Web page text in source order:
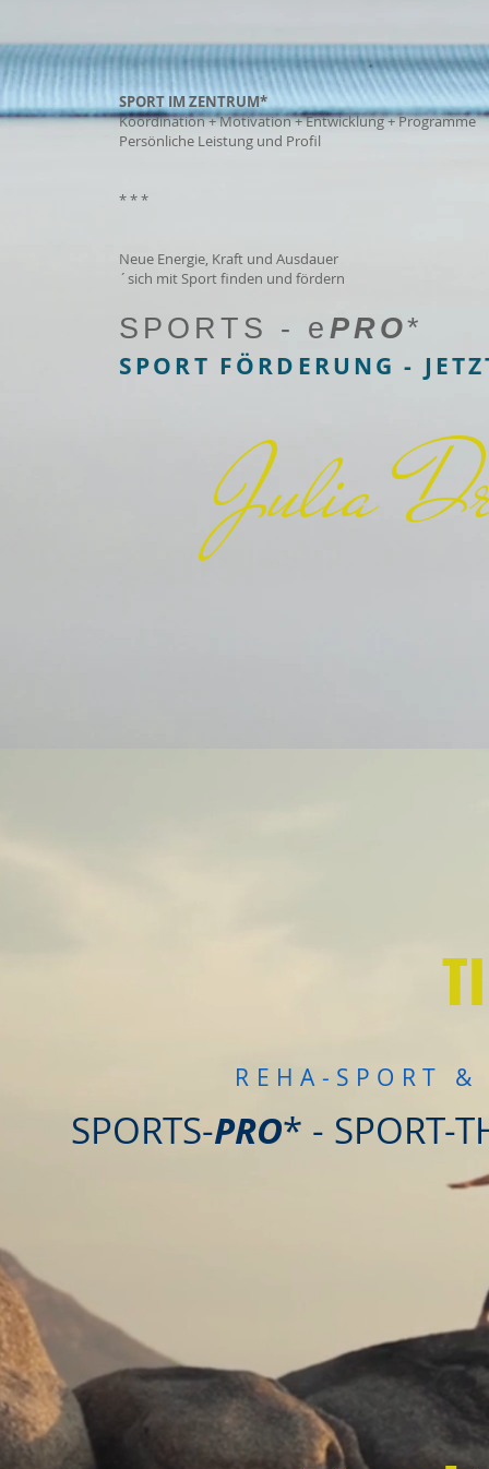
SPORT IM ZENTRUM*
Koordination + Motivation + Entwicklung + Programme
Persönliche Leistung und Profil
* * *
Neue Energie, Kraft und Ausdauer
´sich mit Sport finden und fördern
SPORTS - e PRO*
SPORT FÖRDERUNG -
Julia
REHA-SPORT
SPORTS-PRO* - SPORT-